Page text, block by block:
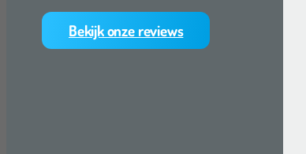
Bekijk onze reviews